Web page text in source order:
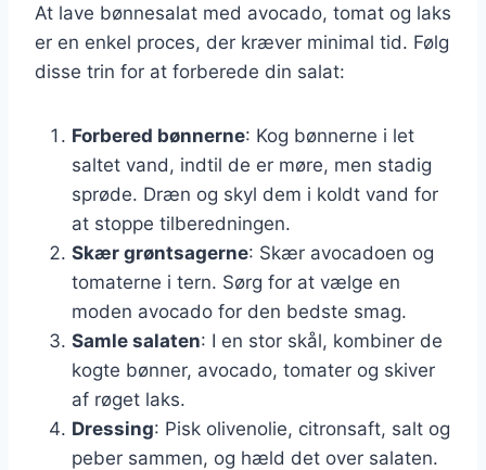
At lave bønnesalat med avocado, tomat og laks
er en enkel proces, der kræver minimal tid. Følg
disse trin for at forberede din salat:
Forbered bønnerne: Kog bønnerne i let
saltet vand, indtil de er møre, men stadig
sprøde. Dræn og skyl dem i koldt vand for
at stoppe tilberedningen.
Skær grøntsagerne: Skær avocadoen og
tomaterne i tern. Sørg for at vælge en
moden avocado for den bedste smag.
Samle salaten: I en stor skål, kombiner de
kogte bønner, avocado, tomater og skiver
af røget laks.
Dressing: Pisk olivenolie, citronsaft, salt og
peber sammen, og hæld det over salaten.